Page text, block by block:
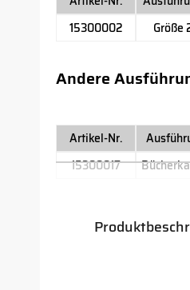
15300002
Größe
Andere
Artikel-Nr.
15300017